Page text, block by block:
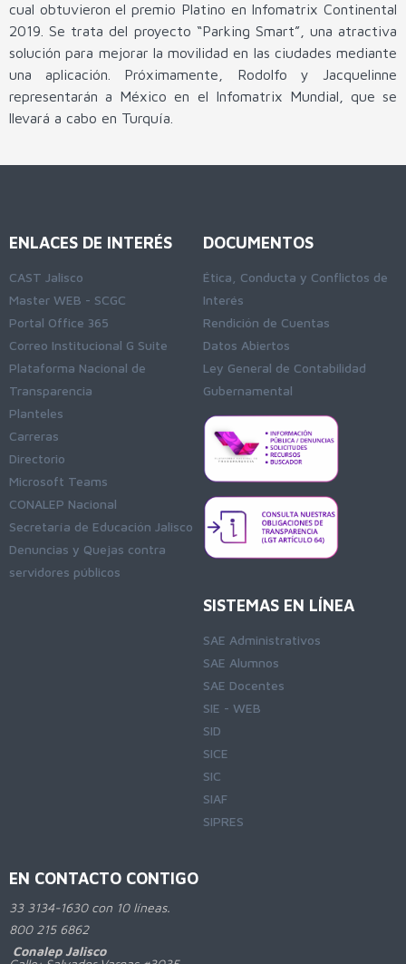
cual obtuvieron el premio Platino en Infomatrix Continental
2019. Se trata del proyecto “Parking Smart”, una atractiva
solución para mejorar la movilidad en las ciudades mediante
una aplicación. Próximamente, Rodolfo y Jacquelinne
representarán a México en el Infomatrix Mundial, que se
llevará a cabo en Turquía.
ENLACES DE INTERÉS
CAST Jalisco
Master WEB - SCGC
Portal Office 365
Correo Institucional G Suite
Plataforma Nacional de
Transparencia
Planteles
Carreras
Directorio
Microsoft Teams
CONALEP Nacional
Secretaría de Educación Jalisco
Denuncias y Quejas contra
servidores públicos
DOCUMENTOS
Ética, Conducta y Conflictos de
Interés
Rendición de Cuentas
Datos Abiertos
Ley General de Contabilidad
Gubernamental
SISTEMAS EN LÍNEA
SAE Administrativos
SAE Alumnos
SAE Docentes
SIE - WEB
SID
SICE
SIC
SIAF
SIPRES
EN CONTACTO CONTIGO
33 3134-1630 con 10 líneas.
800215 6862
Conalep Jalisco